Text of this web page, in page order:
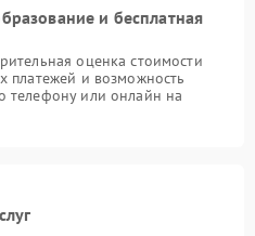
и бесплатная
оценка стоимости
платежей и возможность
телефону или онлайн на